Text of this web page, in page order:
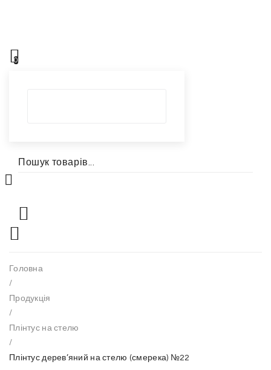
0
Головна
/
Продукція
/
Плінтус на стелю
/
Плінтус дерев’яний на стелю (смерека) №22